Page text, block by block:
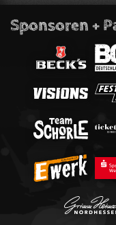
Sponsoren +